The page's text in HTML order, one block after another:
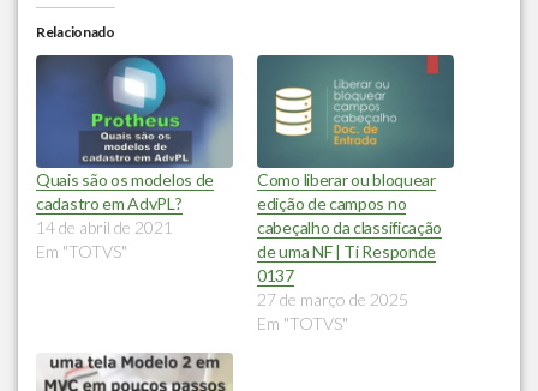
Relacionado
Quais são os modelos de
cadastro em AdvPL?
14 de abril de 2021
Em "TOTVS"
Como liberar ou bloquear
edição de campos no
cabeçalho da classificação
de uma NF | Ti Responde
0137
27 de março de 2025
Em "TOTVS"